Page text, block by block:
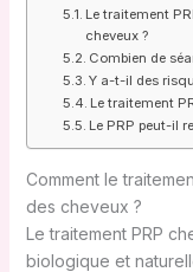
Le traitement
cheveux ?
Combien de
Y a-t-il des
Le traitement
Le PRP peut-il
Comment le
des cheveux ?
Le traitement PRP
biologique et